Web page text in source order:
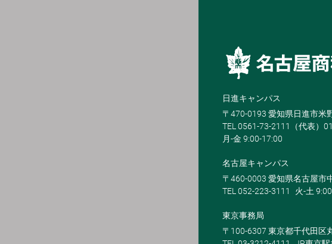
日進キャンパス
〒470-0193 愛知県日進市米
TEL 0561-73-2111（代表）
月-金 9:00-17:00
名古屋キャンパス
〒460-0003 愛知県名古屋市
TEL 052-223-3111
火-土
東京事務局
〒100-6307 東京都千代田区